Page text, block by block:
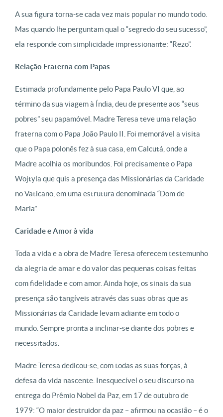
A sua figura torna-se cada vez mais popular no mundo todo.
Mas quando lhe perguntam qual o “segredo do seu sucesso”,
ela responde com simplicidade impressionante: “Rezo”.
Relação Fraterna com Papas
Estimada profundamente pelo Papa Paulo VI que, ao
término da sua viagem à Índia, deu de presente aos “seus
pobres” seu papamóvel. Madre Teresa teve uma relação
fraterna com o Papa João Paulo II. Foi memorável a visita
que o Papa polonês fez à sua casa, em Calcutá, onde a
Madre acolhia os moribundos. Foi precisamente o Papa
Wojtyla que quis a presença das Missionárias da Caridade
no Vaticano, em uma estrutura denominada “Dom de
Maria”.
Caridade e Amor à vida
Toda a vida e a obra de Madre Teresa oferecem testemunho
da alegria de amar e do valor das pequenas coisas feitas
com fidelidade e com amor. Ainda hoje, os sinais da sua
presença são tangíveis através das suas obras que as
Missionárias da Caridade levam adiante em todo o
mundo. Sempre pronta a inclinar-se diante dos pobres e
necessitados.
Madre Teresa dedicou-se, com todas as suas forças, à
defesa da vida nascente. Inesquecível o seu discurso na
entrega do Prêmio Nobel da Paz, em 17 de outubro de
1979: “O maior destruidor da paz – afirmou na ocasião – é o